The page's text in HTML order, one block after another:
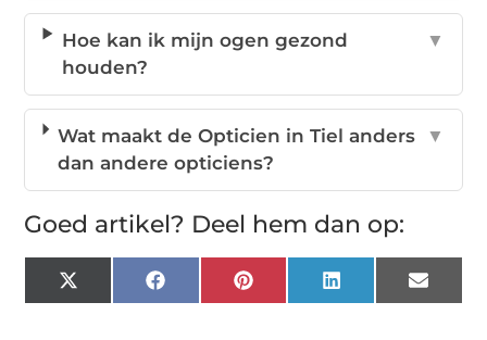
Hoe kan ik mijn ogen gezond
houden?
▼
Wat maakt de Opticien in Tiel anders
dan andere opticiens?
▼
Goed artikel? Deel hem dan op:
X
(Twitter)
FacebookPinterestLinkedInEmail